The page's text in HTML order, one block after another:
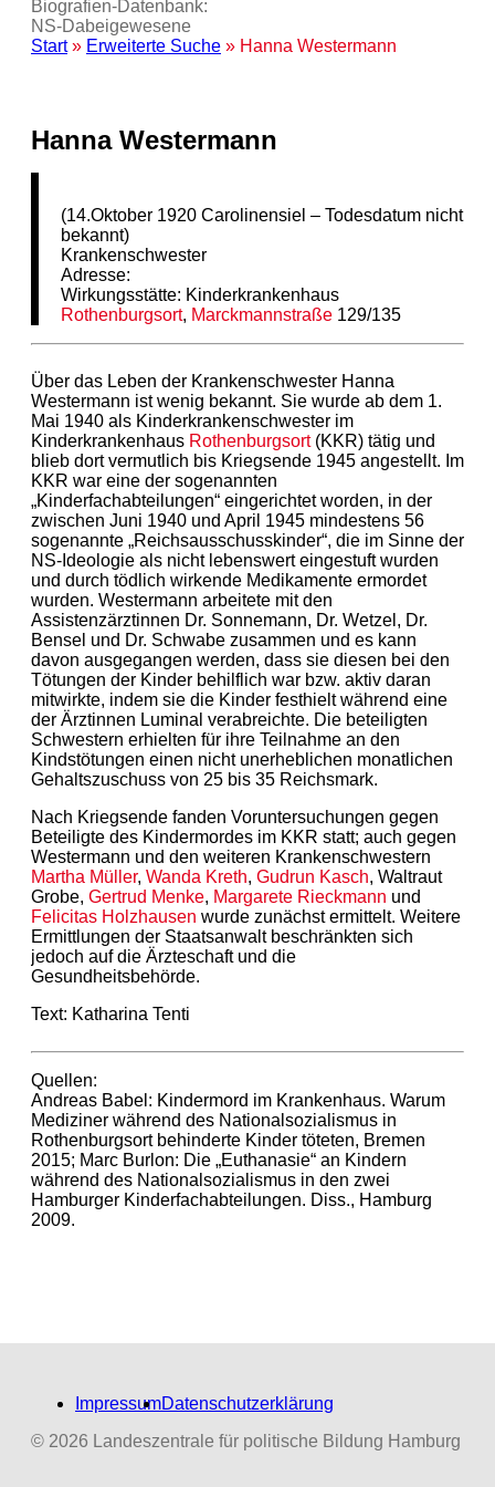
Biografien-Datenbank:
NS‑Dabeigewesene
Start» Erweiterte Suche » Hanna Westermann
Hanna Westermann
(14.Oktober 1920 Carolinensiel – Todesdatum nicht
bekannt)
Krankenschwester
Adresse:
Wirkungsstätte: Kinderkrankenhaus
Rothenburgsort, Marckmannstraße 129/135
Über das Leben der Krankenschwester Hanna
Westermann ist wenig bekannt. Sie wurde ab dem 1.
Mai 1940 als Kinderkrankenschwester im
Kinderkrankenhaus Rothenburgsort(KKR) tätig und
blieb dort vermutlich bis Kriegsende 1945 angestellt. Im
KKR war eine der sogenannten
„Kinderfachabteilungen“ eingerichtet worden, in der
zwischen Juni 1940 und April 1945 mindestens 56
sogenannte „Reichsausschusskinder“, die im Sinne der
NS-Ideologie als nicht lebenswert eingestuft wurden
und durch tödlich wirkende Medikamente ermordet
wurden. Westermann arbeitete mit den
Assistenzärztinnen Dr. Sonnemann, Dr. Wetzel, Dr.
Bensel und Dr. Schwabe zusammen und es kann
davon ausgegangen werden, dass sie diesen bei den
Tötungen der Kinder behilflich war bzw. aktiv daran
mitwirkte, indem sie die Kinder festhielt während eine
der Ärztinnen Luminal verabreichte. Die beteiligten
Schwestern erhielten für ihre Teilnahme an den
Kindstötungen einen nicht unerheblichen monatlichen
Gehaltszuschuss von 25 bis 35 Reichsmark.
Nach Kriegsende fanden Voruntersuchungen gegen
Beteiligte des Kindermordes im KKR statt; auch gegen
Westermann und den weiteren Krankenschwestern
Martha Müller, Wanda Kreth, Gudrun Kasch, Waltraut
Grobe, Gertrud Menke, Margarete Rieckmann und
Felicitas Holzhausen wurde zunächst ermittelt. Weitere
Ermittlungen der Staatsanwalt beschränkten sich
jedoch auf die Ärzteschaft und die
Gesundheitsbehörde.
Text: Katharina Tenti
Quellen:
Andreas Babel: Kindermord im Krankenhaus. Warum
Mediziner während des Nationalsozialismus in
Rothenburgsort behinderte Kinder töteten, Bremen
2015; Marc Burlon: Die „Euthanasie“ an Kindern
während des Nationalsozialismus in den zwei
Hamburger Kinderfachabteilungen. Diss., Hamburg
2009.
ImpressumDatenschutzerklärung
© 2026 Landeszentrale für politische Bildung Hamburg